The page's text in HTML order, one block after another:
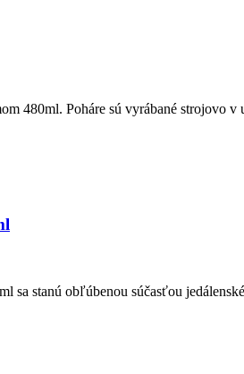
480ml. Poháre sú vyrábané strojovo
sa stanú obľúbenou súčasťou